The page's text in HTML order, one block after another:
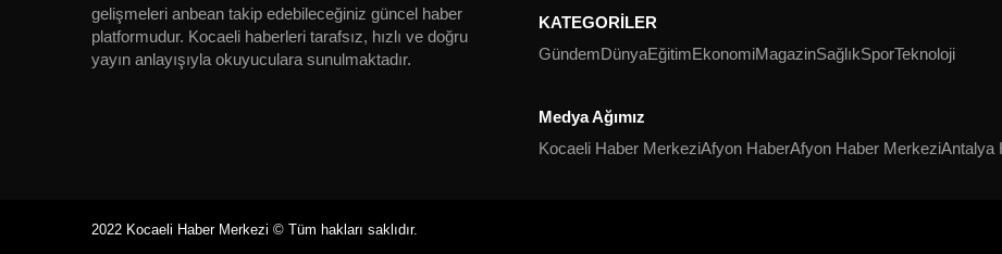
gelişmeleri anbean takip edebileceğiniz güncel haber
platformudur. Kocaeli haberleri tarafsız, hızlı ve doğru
yayın anlayışıyla okuyuculara sunulmaktadır.
KATEGORİLER
GündemDünyaEğitimEkonomiMagazinSağlıkSporTeknoloji
Medya Ağımız
Kocaeli Haber MerkeziAfyon HaberAfyon Haber MerkeziAntalya
2022 Kocaeli Haber Merkezi © Tüm hakları saklıdır.